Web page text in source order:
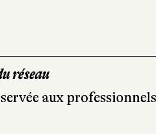
réseau
aux